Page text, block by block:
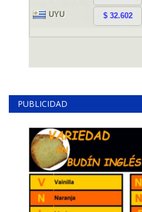
PUBLICIDAD